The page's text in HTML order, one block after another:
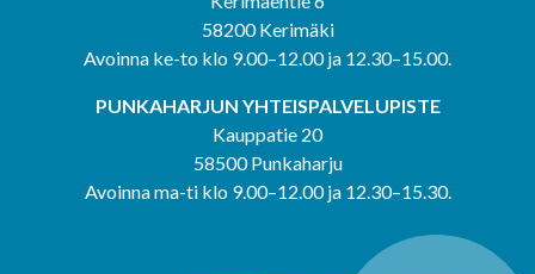
58200 Kerimäki
Avoinna ke-to klo 9.00–12.00 ja 12.30–15.00.
PUNKAHARJUN YHTEISPALVELUPISTE
Kauppatie 20
58500 Punkaharju
Avoinna ma-ti klo 9.00–12.00 ja 12.30–15.30.